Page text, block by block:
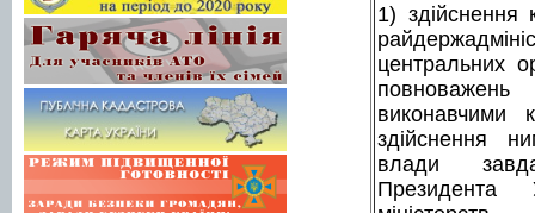
1) здійснення
центральних
виконавчими
здійснення
влади
Президента